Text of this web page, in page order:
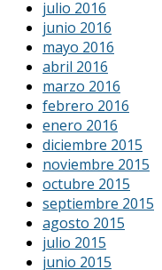
julio 2016
junio 2016
mayo 2016
abril 2016
marzo 2016
febrero 2016
enero 2016
diciembre 2015
noviembre 2015
octubre 2015
septiembre 2015
agosto 2015
julio 2015
junio 2015